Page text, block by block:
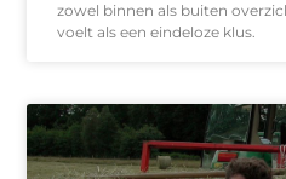
zowel binnen als buiten
voelt als een eindeloze klus.